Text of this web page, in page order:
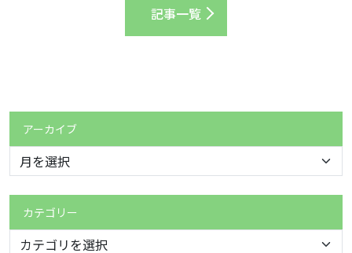
記事一覧
アーカイブ
カテゴリー